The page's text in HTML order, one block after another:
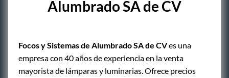
Alumbrado SA de CV
Focos y Sistemas de Alumbrado SA de CVes una
empresa con 40 años de experiencia en la venta
mayorista de lámparas y luminarias. Ofrece precios